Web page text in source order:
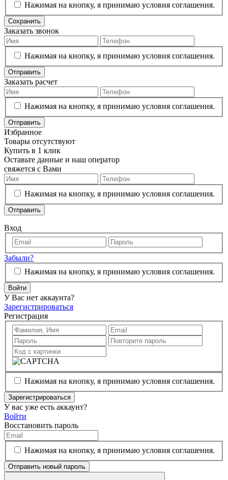
Нажимая на кнопку, я принимаю условия соглашения.
Сохранить
Заказать звонок
Нажимая на кнопку, я принимаю условия соглашения.
Отправить
Заказать расчет
Нажимая на кнопку, я принимаю условия соглашения.
Отправить
Избранное
Товары отсутствуют
Купить в 1 клик
Оставьте данные и наш оператор
свяжется с Вами
Нажимая на кнопку, я принимаю условия соглашения.
Отправить
Вход
Забыли?
Нажимая на кнопку, я принимаю условия соглашения.
Войти
У Вас нет аккаунта?
Зарегистрироваться
Регистрация
Нажимая на кнопку, я принимаю условия соглашения.
Зарегистрироваться
У вас уже есть аккаунт?
Войти
Восстановить пароль
Нажимая на кнопку, я принимаю условия соглашения.
Отправить новый пароль